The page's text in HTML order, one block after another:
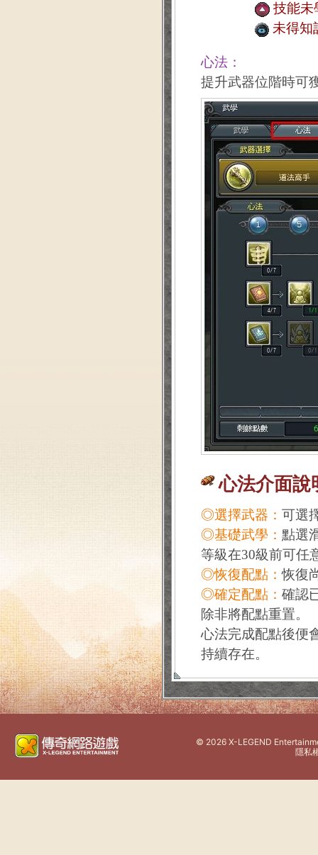
技能未
未得知
心法：
提升武器位階時可
心法介面說
◎選擇武器： 可選
◎基礎武學： 點選
等級在30級前可任
◎恢復配點：恢復
◎確定配點： 確認
除非將配點重置。
心法完成配點後便
持續存在。
© 2026 X-LEGEND
隱私